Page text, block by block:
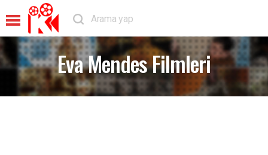
Eva Mendes Filmleri